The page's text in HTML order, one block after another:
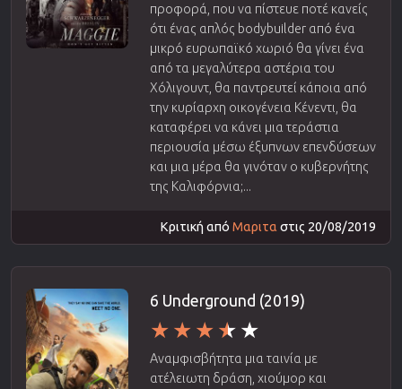
προφορά, που να πίστευε ποτέ κανείς
ότι ένας απλός bodybuilder από ένα
μικρό ευρωπαϊκό χωριό θα γίνει ένα
από τα μεγαλύτερα αστέρια του
Χόλιγουντ, θα παντρευτεί κάποια από
την κυρίαρχη οικογένεια Κένεντι, θα
καταφέρει να κάνει μια τεράστια
περιουσία μέσω έξυπνων επενδύσεων
και μια μέρα θα γινόταν ο κυβερνήτης
της Καλιφόρνια;...
Κριτική από Μαριτα στις 20/08/2019
6 Underground (2019)
Αναμφισβήτητα μια ταινία με
ατέλειωτη δράση, χιούμορ και